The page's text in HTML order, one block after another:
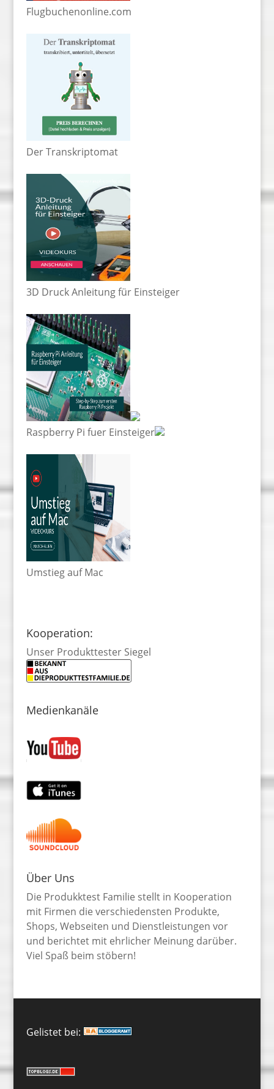
Flugbuchenonline.com
Der Transkriptomat
3D Druck Anleitung für Einsteiger
Raspberry Pi fuer Einsteiger
Umstieg auf Mac
Kooperation:
Unser Produkttester Siegel
Medienkanäle
Über Uns
Die Produkktest Familie stellt in Kooperation
mit Firmen die verschiedensten Produkte,
Shops, Webseiten und Dienstleistungen vor
und berichtet mit ehrlicher Meinung darüber.
Viel Spaß beim stöbern!
Gelistet bei: